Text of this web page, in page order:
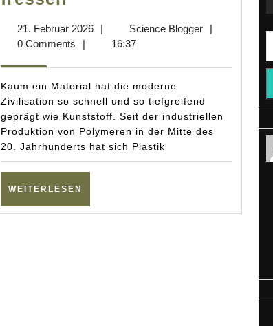
Plastik
21. Februar 202621.
Februar
| Science BloggerScience
|
0 Comments
| 16:37
Kaum ein Material hat die moderne
Zivilisation so schnell und so tiefgreifend
geprägt wie Kunststoff. Seit der industriellen
Produktion von Polymeren in der Mitte des
20. Jahrhunderts hat sich Plastik
WEITERLESEN